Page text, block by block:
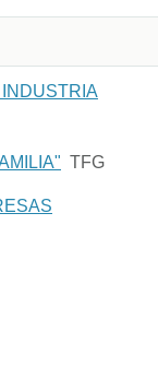
TFG